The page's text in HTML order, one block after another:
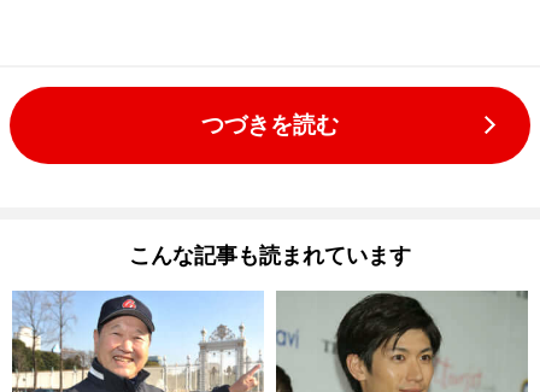
つづきを読む
こんな記事も読まれています